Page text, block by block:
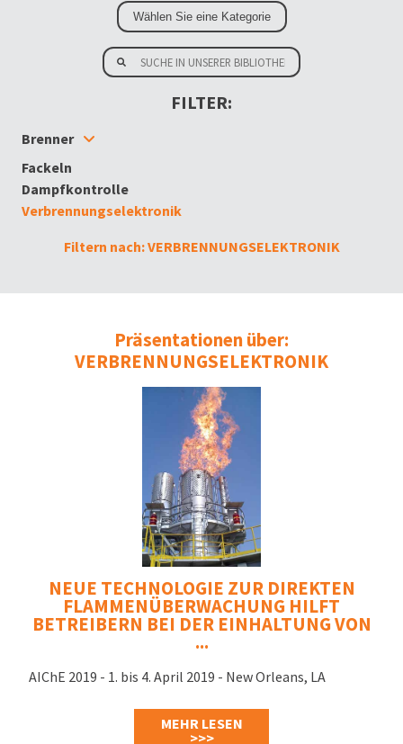
FILTER:
Brenner
Fackeln
Dampfkontrolle
Verbrennungselektronik
Filtern nach: VERBRENNUNGSELEKTRONIK
Präsentationen über:
VERBRENNUNGSELEKTRONIK
NEUE TECHNOLOGIE ZUR DIREKTEN
FLAMMENÜBERWACHUNG HILFT
BETREIBERN BEI DER EINHALTUNG VON
...
AIChE 2019 - 1. bis 4. April 2019 - New Orleans, LA
MEHR LESEN
>>>